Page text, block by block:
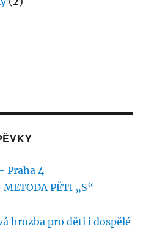
Praha 4
PĚTI „S“
hrozba pro děti i dospělé